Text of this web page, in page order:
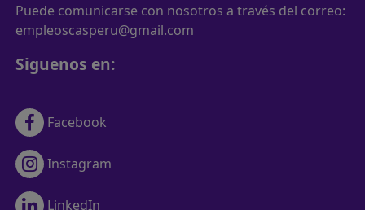
Puede comunicarse con nosotros a través del correo:
empleoscasperu@gmail.com
Siguenos en:
Facebook
Instagram
LinkedIn